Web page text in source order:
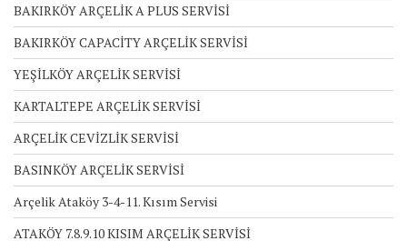
BAKIRKÖY ARÇELİK A PLUS SERVİSİ
BAKIRKÖY CAPACİTY ARÇELİK SERVİSİ
YEŞİLKÖY ARÇELİK SERVİSİ
KARTALTEPE ARÇELİK SERVİSİ
ARÇELİK CEVİZLİK SERVİSİ
BASINKÖY ARÇELİK SERVİSİ
Arçelik Ataköy 3-4-11. Kısım Servisi
ATAKÖY 7.8.9.10 KISIM ARÇELİK SERVİSİ